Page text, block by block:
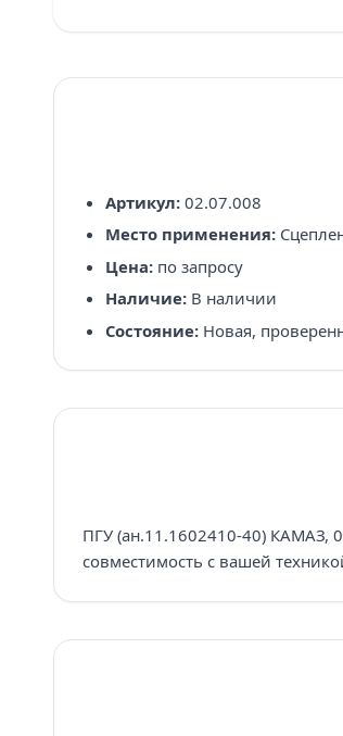
Артикул:02.07.008
Место применения:
Цена:по запросу
Наличие:В наличии
Состояние:Новая,
ПГУ (ан.11.1602410-40) КАМАЗ,
совместимость с вашей